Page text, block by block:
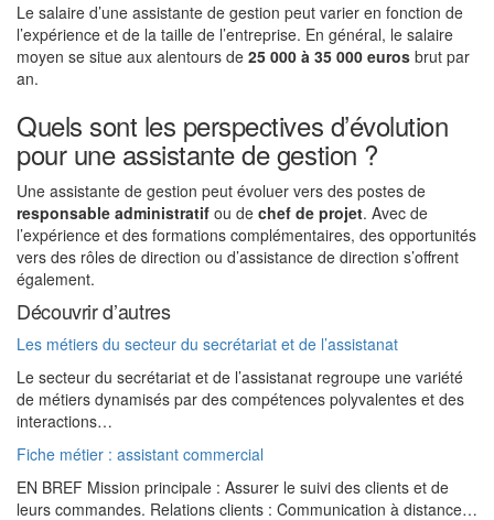
Le salaire d’une assistante de gestion peut varier en fonction de
l’expérience et de la taille de l’entreprise. En général, le salaire
moyen se situe aux alentours de 25 000 à 35 000 euros brut par
an.
Quels sont les perspectives d’évolution
pour une assistante de gestion ?
Une assistante de gestion peut évoluer vers des postes de
responsable administratif ou de chef de projet. Avec de
l’expérience et des formations complémentaires, des opportunités
vers des rôles de direction ou d’assistance de direction s’offrent
également.
Découvrir d’autres
Les métiers du secteur du secrétariat et de l’assistanat
Le secteur du secrétariat et de l’assistanat regroupe une variété
de métiers dynamisés par des compétences polyvalentes et des
interactions…
Fiche métier : assistant commercial
EN BREF Mission principale : Assurer le suivi des clients et de
leurs commandes. Relations clients : Communication à distance…